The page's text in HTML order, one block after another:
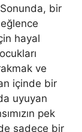
bir
hayal
ve
içinde bir
uyuyan
pek
sadece bir